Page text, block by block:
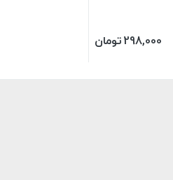
298,000تومان